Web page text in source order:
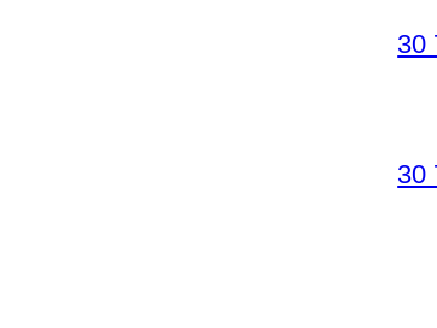
30
30